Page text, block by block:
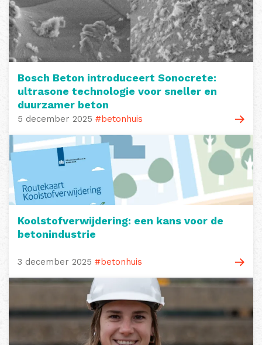
Bosch Beton introduceert Sonocrete:
ultrasone technologie voor sneller en
duurzamer beton
5 december 2025 #betonhuis
Koolstofverwijdering: een kans voor de
betonindustrie
3 december 2025 #betonhuis